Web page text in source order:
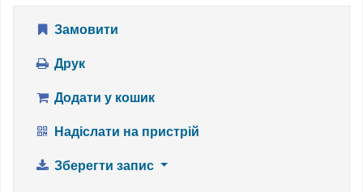
Замовити
Друк
Додати у кошик
Надіслати на пристрій
Зберегти запис